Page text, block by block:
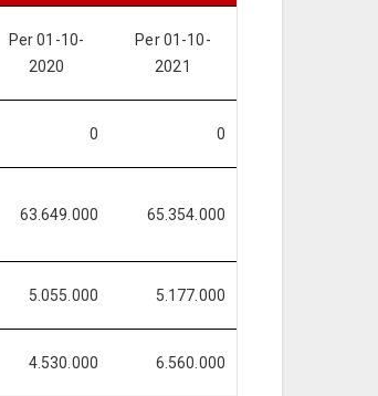
Per 01-10-
2020
Per 01-10-
2021
0 0
63.649.000 65.354.000
5.055.000 5.177.000
4.530.000 6.560.000